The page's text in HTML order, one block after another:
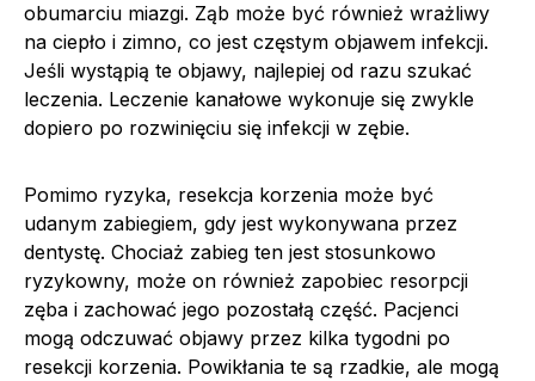
obumarciu miazgi. Ząb może być również wrażliwy
na ciepło i zimno, co jest częstym objawem infekcji.
Jeśli wystąpią te objawy, najlepiej od razu szukać
leczenia. Leczenie kanałowe wykonuje się zwykle
dopiero po rozwinięciu się infekcji w zębie.
Pomimo ryzyka, resekcja korzenia może być
udanym zabiegiem, gdy jest wykonywana przez
dentystę. Chociaż zabieg ten jest stosunkowo
ryzykowny, może on również zapobiec resorpcji
zęba i zachować jego pozostałą część. Pacjenci
mogą odczuwać objawy przez kilka tygodni po
resekcji korzenia. Powikłania te są rzadkie, ale mogą